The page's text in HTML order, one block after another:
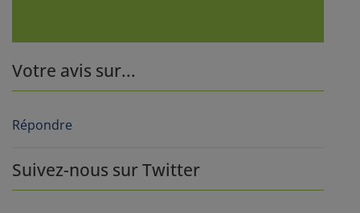
Votre avis sur...
Répondre
Suivez-nous sur Twitter